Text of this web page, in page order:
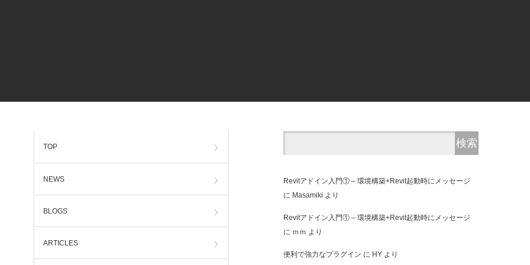
TOP
NEWS
BLOGS
ARTICLES
Revitアドイン入門① – 環境構築+Revit起動時にメッセージ
に Masamiki より
Revitアドイン入門① – 環境構築+Revit起動時にメッセージ
に ｍｍ より
便利で強力なプラグイン に HY より